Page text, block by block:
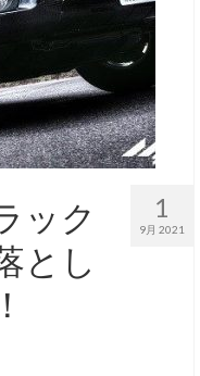
1
9月 2021
ック
とし